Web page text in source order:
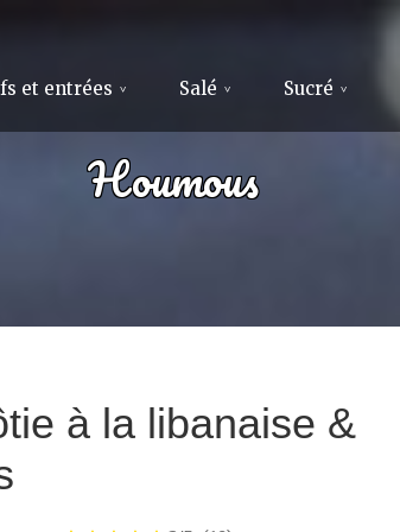
et entrées Salé Sucré
Houmous
à la libanaise &